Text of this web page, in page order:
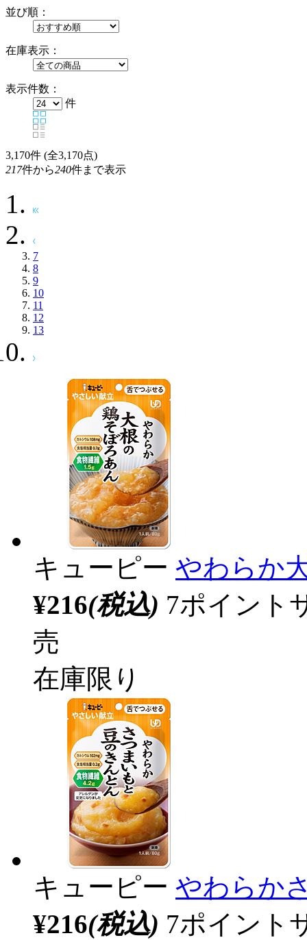
並び順：
在庫表示：
表示件数：
件
3,170件 (全3,170点)
217件から240件まで表示
7
8
9
10
11
12
13
キューピー やわらか
¥216(税込) 7ポイント
売
在庫限り
キューピー やわらか
¥216(税込) 7ポイント